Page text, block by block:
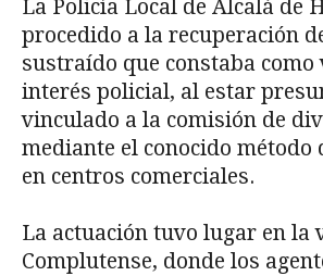
La Policía Local de Alcalá de
procedido a la recuperación
sustraído que constaba como
interés policial, al estar
vinculado a la comisión de
mediante el conocido método
en centros comerciales.
La actuación tuvo lugar en la
Complutense, donde los